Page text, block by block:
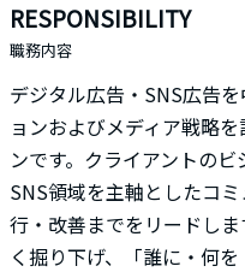
RESPONSIBILITY
職務内容
デジタル広告・SNS広告
ョンおよびメディア戦略
ンです。クライアントの
SNS領域を主軸としたコ
行・改善までをリードし
く掘り下げ、「誰に・何